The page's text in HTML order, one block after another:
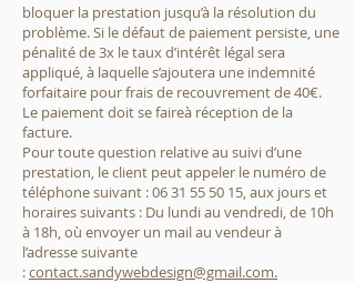
bloquer la prestation jusqu’à la résolution du
problème. Si le défaut de paiement persiste, une
pénalité de 3x le taux d’intérêt légal sera
appliqué, à laquelle s’ajoutera une indemnité
forfaitaire pour frais de recouvrement de 40€.
Le paiement doit se faireà réception de la
facture.
Pour toute question relative au suivi d’une
prestation, le client peut appeler le numéro de
téléphone suivant : 06 31 55 50 15, aux jours et
horaires suivants : Du lundi au vendredi, de 10h
à 18h, où envoyer un mail au vendeur à
l’adresse suivante
:contact.sandywebdesign@gmail.com.